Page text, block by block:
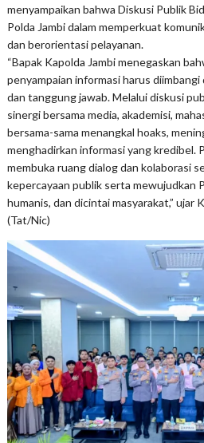
menyampaikan bahwa Diskusi Publik
Polda Jambi dalam memperkuat
dan berorientasi pelayanan.
“Bapak Kapolda Jambi menegaskan
penyampaian informasi harus
dan tanggung jawab. Melalui diskusi
sinergi bersama media, akademisi,
bersama-sama menangkal hoaks,
menghadirkan informasi yang kredibel.
membuka ruang dialog dan kolaborasi
kepercayaan publik serta mewujudkan
humanis, dan dicintai masyarakat,” ujar
(Tat/Nic)